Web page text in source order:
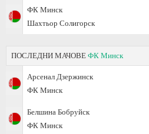
ФК Минск
Шахтьор Солигорск
ПОСЛЕДНИ МАЧОВЕ ФК Минск
Арсенал Дзержинск
ФК Минск
Белшина Бобруйск
ФК Минск